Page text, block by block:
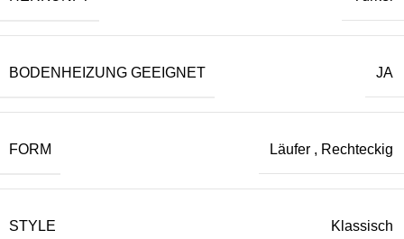
BODENHEIZUNG GEEIGNET JA
FORM Läufer , Rechteckig
STYLE Klassisch